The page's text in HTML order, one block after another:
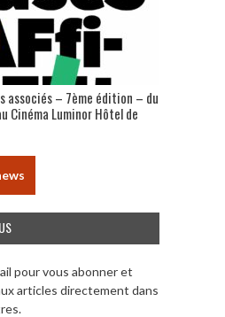
associés – 7ème édition – du
Cinéma Luminor Hôtel de
pour vous abonner et
articles directement dans